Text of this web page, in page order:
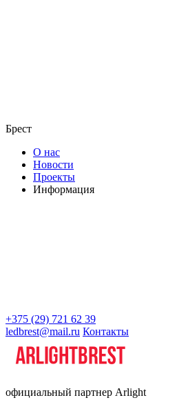
Брест
О нас
Новости
Проекты
Информация
+375 (29) 721 62 39
ledbrest@mail.ru Контакты
официальный партнер Arlight